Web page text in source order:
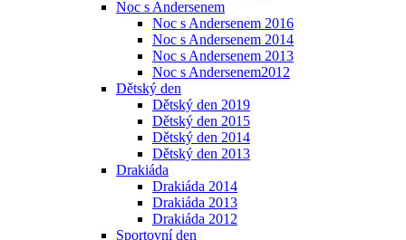
Noc s Andersenem
Noc s Andersenem 2016
Noc s Andersenem 2014
Noc s Andersenem 2013
Noc s Andersenem2012
Dětský den
Dětský den 2019
Dětský den 2015
Dětský den 2014
Dětský den 2013
Drakiáda
Drakiáda 2014
Drakiáda 2013
Drakiáda 2012
Sportovní den